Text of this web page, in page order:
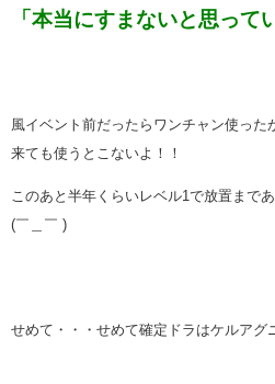
「本当にすまないと思っ
風イベント前だったらワンチャン使った
来ても使うとこないよ！！
このあと半年くらいレベル1で放置まであ
(￣＿￣ )
せめて・・・せめて確定ドラはケルアグ